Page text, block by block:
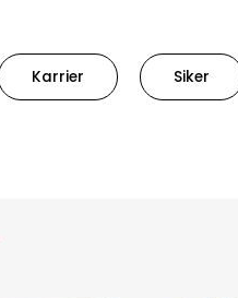
Karrier Siker